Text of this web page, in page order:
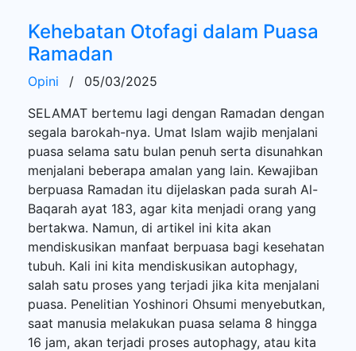
Kehebatan Otofagi dalam Puasa
Ramadan
Opini /
05/03/2025
SELAMAT bertemu lagi dengan Ramadan dengan
segala barokah-nya. Umat Islam wajib menjalani
puasa selama satu bulan penuh serta disunahkan
menjalani beberapa amalan yang lain. Kewajiban
berpuasa Ramadan itu dijelaskan pada surah Al-
Baqarah ayat 183, agar kita menjadi orang yang
bertakwa. Namun, di artikel ini kita akan
mendiskusikan manfaat berpuasa bagi kesehatan
tubuh. Kali ini kita mendiskusikan autophagy,
salah satu proses yang terjadi jika kita menjalani
puasa. Penelitian Yoshinori Ohsumi menyebutkan,
saat manusia melakukan puasa selama 8 hingga
16 jam, akan terjadi proses autophagy, atau kita